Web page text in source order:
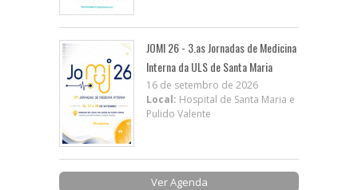
JOMI 26 - 3.as Jornadas de Medicina
Interna da ULS de Santa Maria
16 de setembro de 2026
Local: Hospital de Santa Maria e
Pulido Valente
Ver Agenda